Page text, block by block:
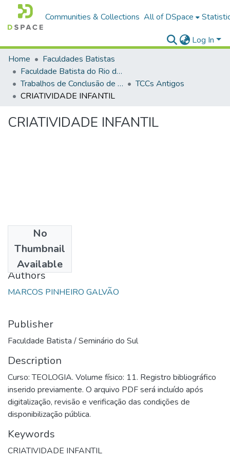
Communities & Collections All of DSpace
Log In
Home
Faculdades Batistas
Faculdade Batista do Rio de Janeiro (FABAT-RJ)
Trabalhos de Conclusão de Curso (TCC)
TCCs Antigos
CRIATIVIDADE INFANTIL
CRIATIVIDADE INFANTIL
No
Thumbnail
Available
2002
Authors
MARCOS PINHEIRO GALVÃO
Publisher
Faculdade Batista / Seminário do Sul
Description
Curso: TEOLOGIA. Volume físico: 11. Registro bibliográfico
inserido previamente. O arquivo PDF será incluído após
digitalização, revisão e verificação das condições de
disponibilização pública.
Keywords
CRIATIVIDADE INFANTIL